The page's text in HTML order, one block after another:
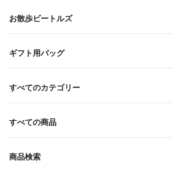
お散歩ビートルズ
ギフト用バッグ
すべてのカテゴリー
すべての商品
商品検索